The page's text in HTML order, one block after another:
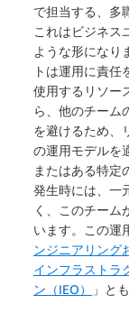
で担当する、多
これはビジネス
ような形になり
トは運用に責
使用するリソー
ら、他のチーム
を避けるため、
の運用モデルを
またはある特定
発生時には、一
く、このチーム
います。この運
ンジニアリング
インフラストラ
ン（IEO）
」と